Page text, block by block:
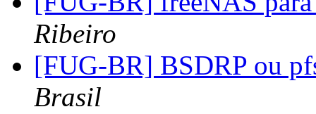
Ribeiro
[FUG-BR] BSDRP ou
Brasil